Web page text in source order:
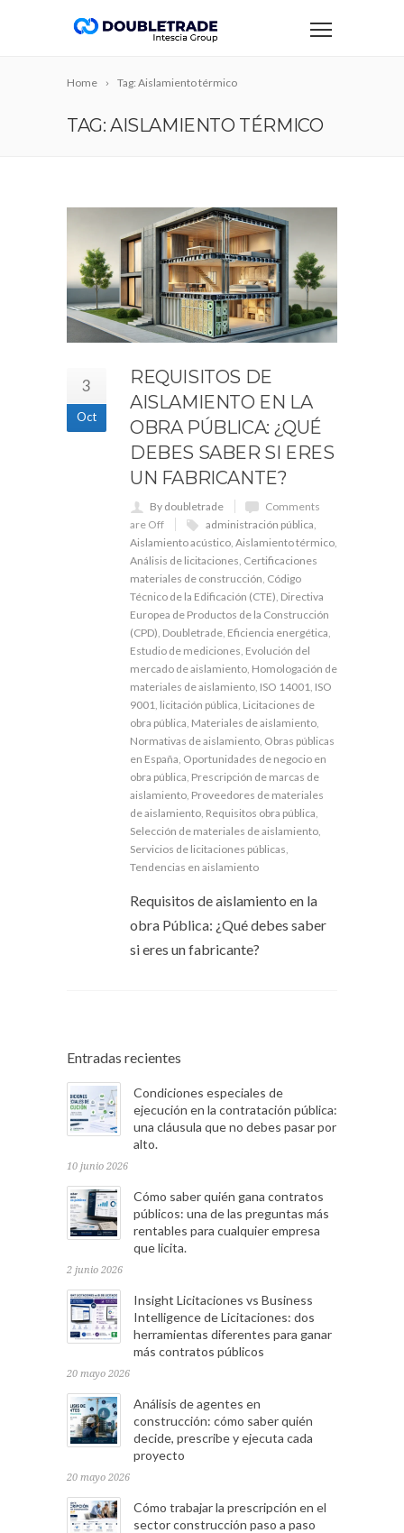
Home Tag: Aislamiento térmico
TAG: AISLAMIENTO TÉRMICO
3
Oct
REQUISITOS DE
AISLAMIENTO EN LA
OBRA PÚBLICA: ¿QUÉ
DEBES SABER SI ERES
UN FABRICANTE?
By doubletrade
Comments
are Off
administración pública,
Aislamiento acústico, Aislamiento térmico,
Análisis de licitaciones, Certificaciones
materiales de construcción, Código
Técnico de la Edificación (CTE), Directiva
Europea de Productos de la Construcción
(CPD), Doubletrade, Eficiencia energética,
Estudio de mediciones, Evolución del
mercado de aislamiento, Homologación de
materiales de aislamiento, ISO 14001, ISO
9001, licitación pública, Licitaciones de
obra pública, Materiales de aislamiento,
Normativas de aislamiento, Obras públicas
en España, Oportunidades de negocio en
obra pública, Prescripción de marcas de
aislamiento, Proveedores de materiales
de aislamiento, Requisitos obra pública,
Selección de materiales de aislamiento,
Servicios de licitaciones públicas,
Tendencias en aislamiento
Requisitos de aislamiento en la
obra Pública: ¿Qué debes saber
si eres un fabricante?
Entradas recientes
Condiciones especiales de
ejecución en la contratación pública:
una cláusula que no debes pasar por
alto.
10 junio 2026
Cómo saber quién gana contratos
públicos: una de las preguntas más
rentables para cualquier empresa
que licita.
2 junio 2026
Insight Licitaciones vs Business
Intelligence de Licitaciones: dos
herramientas diferentes para ganar
más contratos públicos
20 mayo 2026
Análisis de agentes en
construcción: cómo saber quién
decide, prescribe y ejecuta cada
proyecto
20 mayo 2026
Cómo trabajar la prescripción en el
sector construcción paso a paso